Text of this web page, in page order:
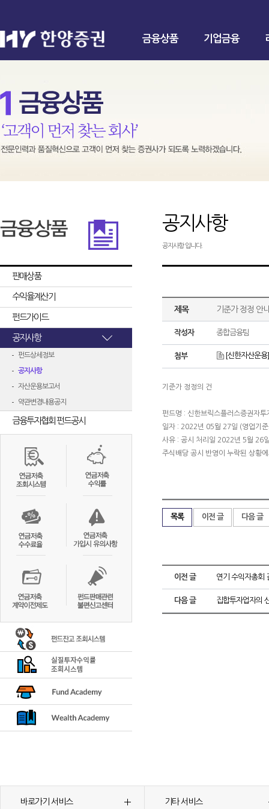
금융상품 기업금융
판매상품
수익율계산기
펀드가이드
공지사항
펀드상세정보
공지사항
자산운용보고서
약관변경내용공지
금융투자협회 펀드공시
공지사항
공지사항 입니다.
제목 기준가 정정 안
작성자 종합금융팀
첨부 [신한자산운
기준가 정정의 건
펀드명 : 신한브릭스플러스증권자
일자 : 2022년 05월 27일 (영업기
사유 : 공시 처리일 2022년 5월
주식배당 공시 반영이 누락된 상황
목록 이전 글 다음 글
이전 글 연기 수익자총회
다음 글 집합투자업자의
바로가기 서비스 기타 서비스